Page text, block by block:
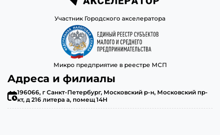
Участник Городского акселератора
Микро предприятие в реестре МСП
Адреса и филиалы
196066, г Санкт-Петербург, Московский р-н, Московский пр-
кт, д 216 литера а, помещ 14Н